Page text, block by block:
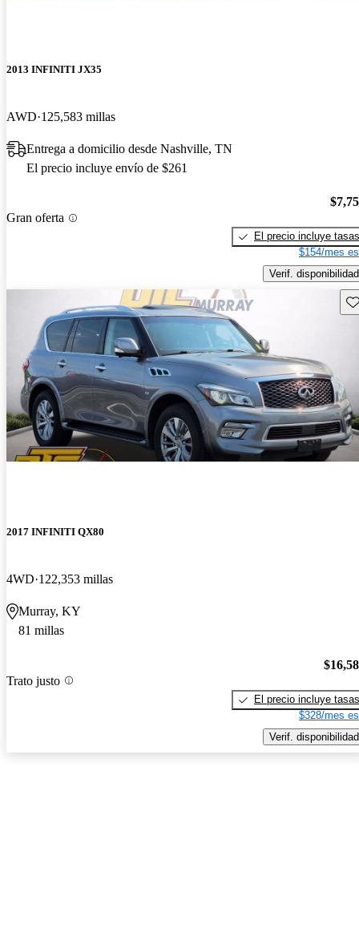
2013 INFINITI JX35
AWD 125,583 millas
Entrega a domicilio desde Nashville, TN
El precio incluye envío de $261
Gran oferta
El precio incluye tasas
$154/mes
Verif. disponibilidad
2017 INFINITI QX80
4WD 122,353 millas
Murray, KY
81 millas
Trato justo
El precio incluye tasas
$328/mes
Verif. disponibilidad